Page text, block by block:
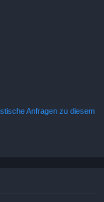
Anfragen zu diesem